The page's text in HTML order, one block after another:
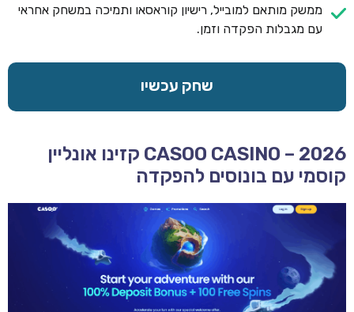
ממשק מותאם למובייל, רישיון קוראסאו ותמיכה במשחק אחראי
עם מגבלות הפקדה וזמן.
שחק עכשיו
CASOO CASINO – 2026 קזינו אונליין
קוסמי עם בונוסים להפקדה